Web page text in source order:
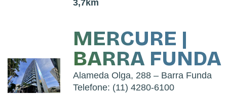
3,7km
MERCURE |
BARRA FUNDA
Alameda Olga, 288 – Barra Funda
Telefone: (11) 4280-6100